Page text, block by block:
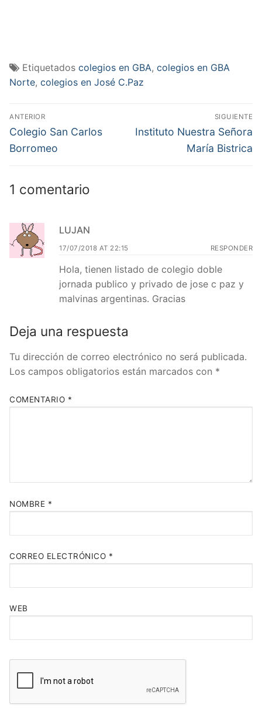
Etiquetados colegios en GBA, colegios en GBA
Norte, colegios en José C.Paz
Navegación
de
entradas
ANTERIOR
Entrada
anterior:
Colegio San Carlos
Borromeo
SIGUIENTE
Entrada
Instituto Nuestra Señora
María Bistrica
1 comentario
LUJAN
17/07/2018 AT 22:15 RESPONDER
Hola, tienen listado de colegio doble
jornada publico y privado de jose c paz y
malvinas argentinas. Gracias
Deja una respuesta
Tu dirección de correo electrónico no será publicada.
Los campos obligatorios están marcados con *
COMENTARIO *
NOMBRE *
CORREO ELECTRÓNICO *
WEB